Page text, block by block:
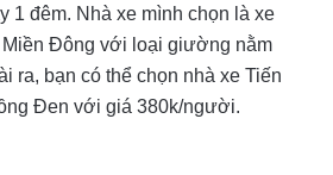
1 đêm. Nhà xe mình chọn là xe
Miền Đông với loại giường nằm
ra, bạn có thể chọn nhà xe Tiến
Đen với giá 380k/người.